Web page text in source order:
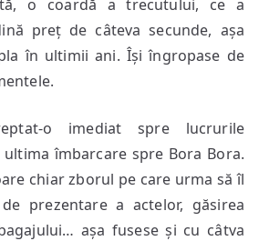
o coardă a trecutului, ce a
preț de câteva secunde, așa
în ultimii ani. Își îngropase de
o imediat spre lucrurile
îmbarcare spre Bora Bora.
chiar zborul pe care urma să îl
prezentare a actelor, găsirea
așa fusese și cu câtva